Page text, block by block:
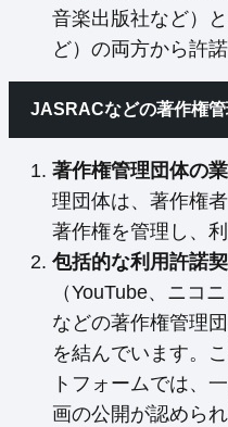
音楽出版社など）
ど）の両方から許
JASRACなどの著作権管
著作権管理団体の
理団体は、著作権
著作権を管理し、
包括的な利用許諾
（YouTube、ニコ
などの著作権管理
を結んでいます。
トフォームでは、
画の公開が認められ